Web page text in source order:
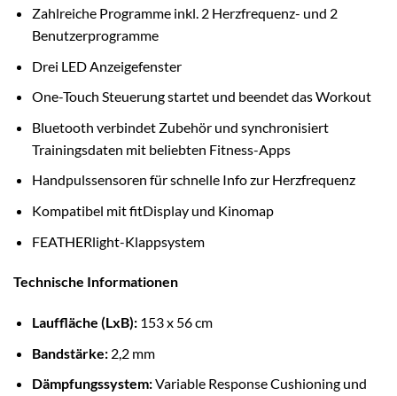
Zahlreiche Programme inkl. 2 Herzfrequenz- und 2
Benutzerprogramme
Drei LED Anzeigefenster
One-Touch Steuerung startet und beendet das Workout
Bluetooth verbindet Zubehör und synchronisiert
Trainingsdaten mit beliebten Fitness-Apps
Handpulssensoren für schnelle Info zur Herzfrequenz
Kompatibel mit fitDisplay und Kinomap
FEATHERlight-Klappsystem
Technische Informationen
Lauffläche (LxB):153 x 56 cm
Bandstärke:2,2 mm
Dämpfungssystem:Variable Response Cushioning und